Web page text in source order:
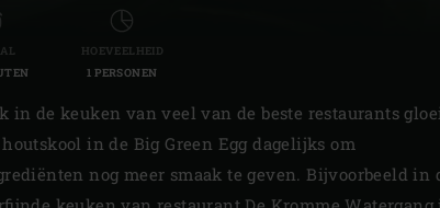
HOEVEELHEID
1 PERSONEN
in de keuken van veel van de beste restaurants
houtskool in de Big Green Egg dagelijks om
nog meer smaak te geven. Bijvoorbeeld in